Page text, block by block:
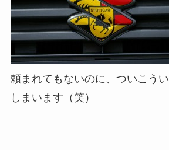
頼まれてもないのに、ついこう
しまいます（笑）